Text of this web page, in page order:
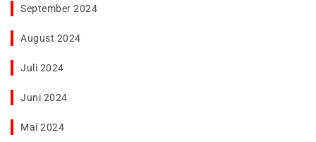
September 2024
August 2024
Juli 2024
Juni 2024
Mai 2024